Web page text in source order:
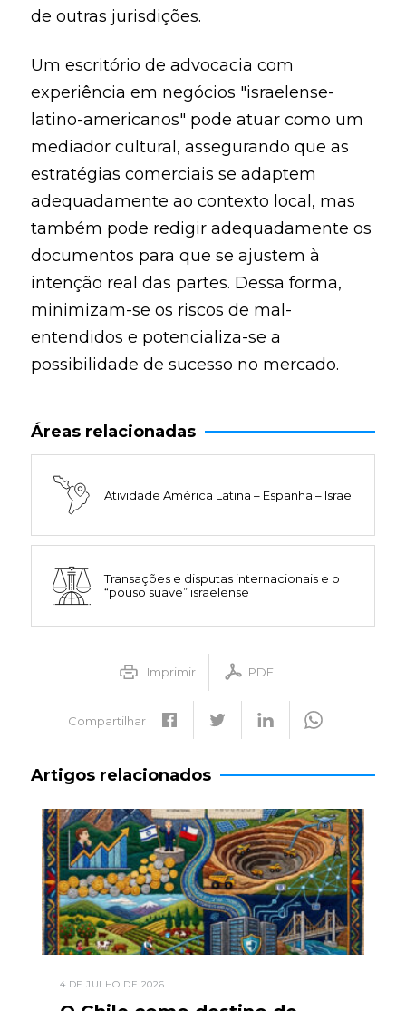
de outras jurisdições.
Um escritório de advocacia com
experiência em negócios "israelense-
latino-americanos" pode atuar como um
mediador cultural, assegurando que as
estratégias comerciais se adaptem
adequadamente ao contexto local, mas
também pode redigir adequadamente os
documentos para que se ajustem à
intenção real das partes. Dessa forma,
minimizam-se os riscos de mal-
entendidos e potencializa-se a
possibilidade de sucesso no mercado.
Áreas relacionadas
Atividade América Latina – Espanha – Israel
Transações e disputas internacionais e o
“pouso suave” israelense
Imprimir PDF
Compartilhar
Artigos relacionados
4 DE JULHO DE 2026